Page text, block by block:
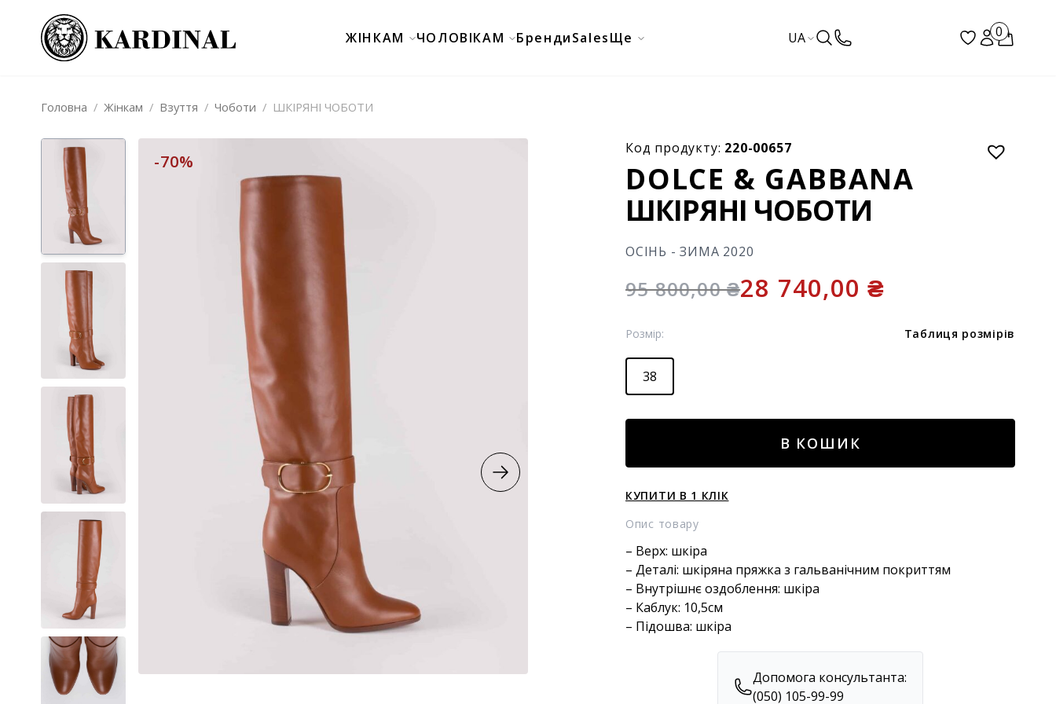
ЖІНКАМ ЧОЛОВІКАМ БрендиSalesЩе UA 0
Головна / Жінкам / Взуття / Чоботи / ШКІРЯНІ ЧОБОТИ
-70%
ОСІНЬ - ЗИМА 2020
DOLCE & GABBANA
Код продукту: 220-00657
ШКІРЯНІ ЧОБОТИ
95 800,00₴28 740,00₴
Розмір: Таблиця розмірів
38
кількість
В КОШИК
КУПИТИ В 1 КЛІК
Опис товару
– Верх: шкіра
– Деталі: шкіряна пряжка з гальванічним покриттям
– Внутрішнє оздоблення: шкіра
– Каблук: 10,5см
– Підошва: шкіра
Допомога консультанта:
(050) 105-99-99